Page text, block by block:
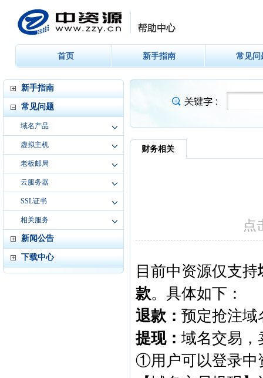
首页 新手指南 常见问
新手指南
常见问题
域名产品
虚拟主机
老板邮局
云服务器
SSL证书
相关服务
新闻公告
下载中心